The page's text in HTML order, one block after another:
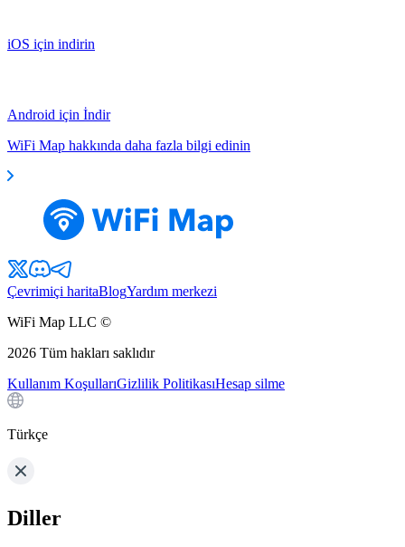
iOS için indirin
Android için İndir
WiFi Map hakkında daha fazla bilgi edinin
Çevrimiçi haritaBlogYardım merkezi
WiFi Map LLC ©
2026 Tüm hakları saklıdır
Kullanım KoşullarıGizlilik PolitikasıHesap silme
Türkçe
Diller